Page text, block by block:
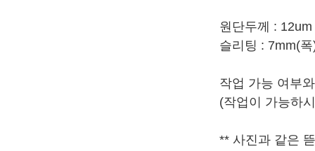
원단두께 :
슬리팅 : 7mm(
작업 가능 여부
(작업이 가능하
** 사진과 같은